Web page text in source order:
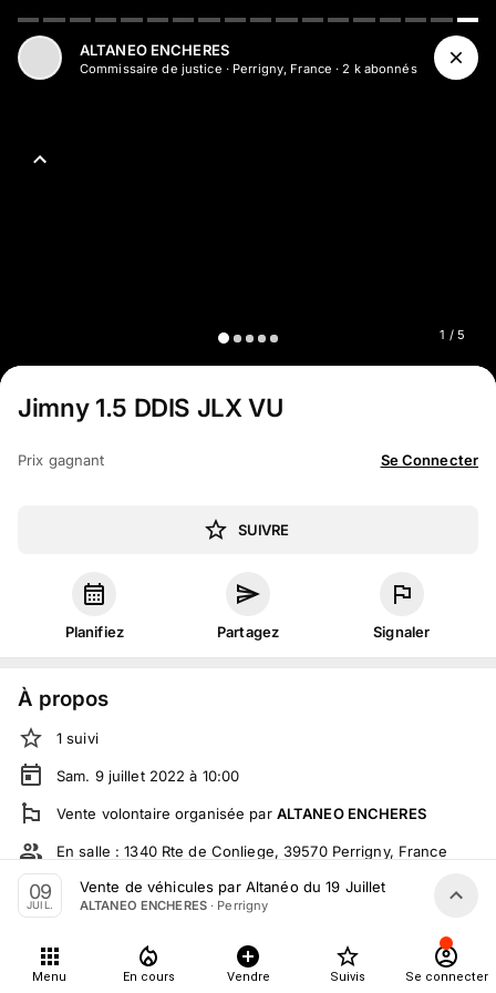
1 / 5
ALTANEO ENCHERES
Commissaire de justice · Perrigny, France · 2 kabonnés
Jimny 1.5 DDIS JLX VU
Prix gagnant Se Connecter
SUIVRE
Planifiez Partagez Signaler
À propos
1 suivi
Sam. 9 juillet 2022 à 10:00
Vente volontaire organisée par ALTANEO ENCHERES
En salle :1340 Rte de Conliege, 39570 Perrigny, France
En livesurmoniteurlive.com
09
JUIL.
Vente de véhicules par Altanéo du 19 Juillet
ALTANEO ENCHERES· Perrigny
Menu En cours Vendre Suivis Se connecter